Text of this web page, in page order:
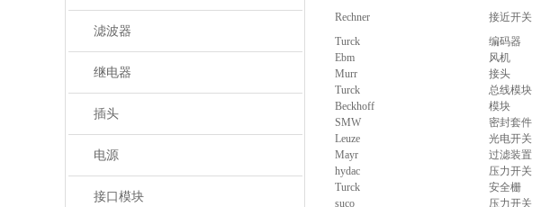
滤波器
继电器
插头
电源
接口模块
Rechner
接近开关
Turck
编码器
Ebm
风机
Murr
接头
Turck
总线模块
Beckhoff
模块
SMW
密封套件
Leuze
光电开关
Mayr
过滤装置
hydac
压力开关
Turck
安全栅
suco
压力开关